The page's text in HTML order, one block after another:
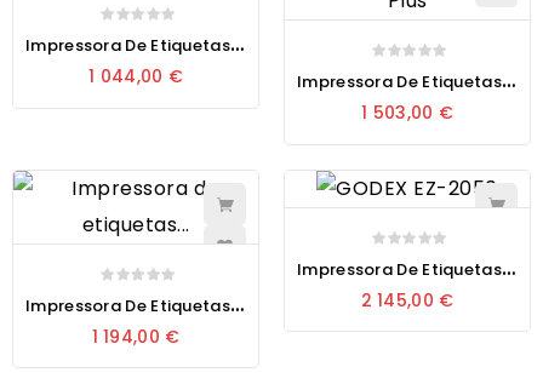
I
Mpressora De Etiquetas Térmica Godex ZX1200i Pro
1 044,00 € I
Mpressora De Etiquetas Térmica Godex EZ6250i
1 503,00 €
I
Mpressora De Etiquetas Térmica Godex GX4200i Pro
1 194,00 €
I
Mpressora De Etiquetas Térmica Godex HD830i+
2 145,00 €